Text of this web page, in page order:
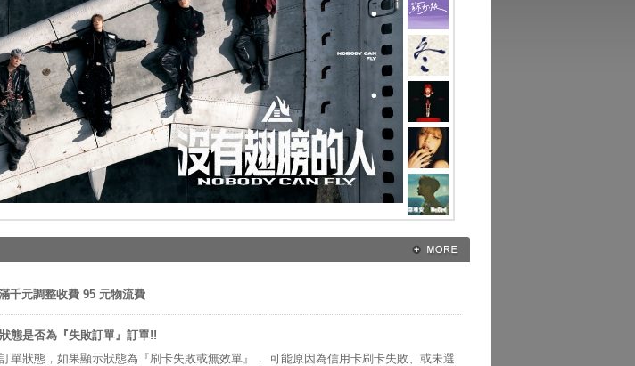
千元調整收費 95 元物流費
態是否為『失敗訂單』訂單!!
單狀態，如果顯示狀態為『刷卡失敗或無效單』， 可能原因為信用卡刷卡失敗、或未選